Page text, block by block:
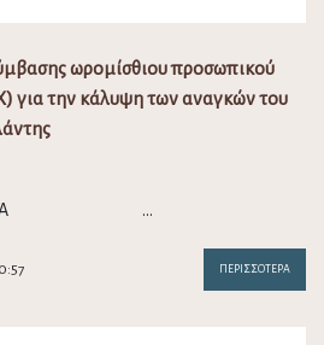
ωρομίσθιου προσωπικού
για την κάλυψη των αναγκών του
…
ΠΕΡΙΣΣΌΤΕΡΑ